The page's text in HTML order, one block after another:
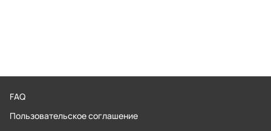
FAQ
Пользовательское соглашение